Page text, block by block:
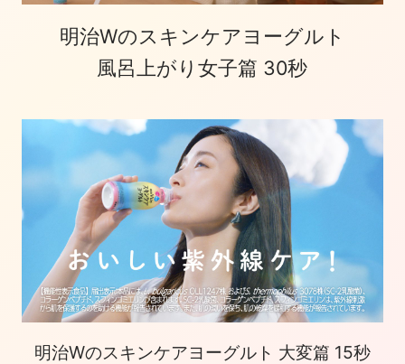
明治Wのスキンケアヨーグルト
風呂上がり女子篇 30秒
明治Wのスキンケアヨーグルト 大変篇 15秒